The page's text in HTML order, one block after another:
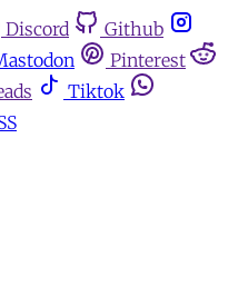
Discord
Github
Pinterest
Tiktok